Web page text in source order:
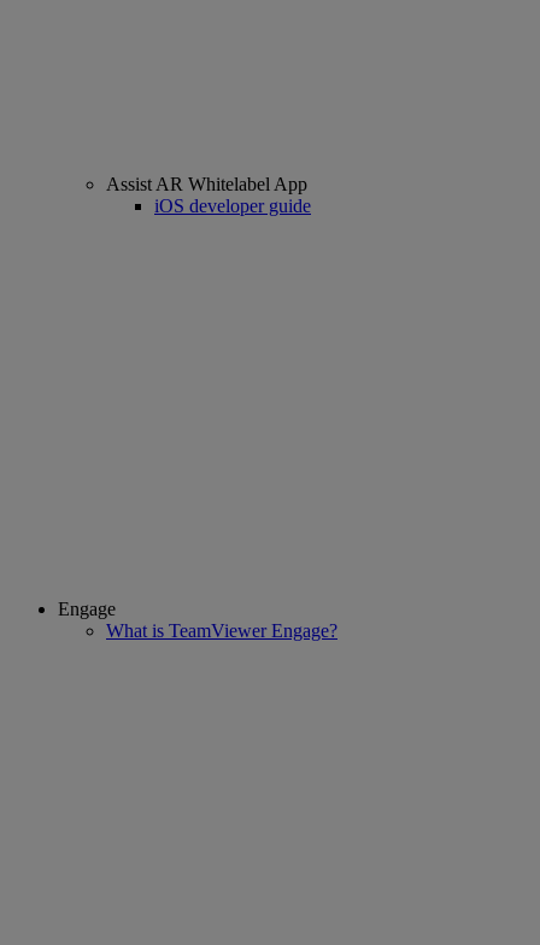
Assist AR Whitelabel App
iOS developer guide
Engage
What is TeamViewer Engage?